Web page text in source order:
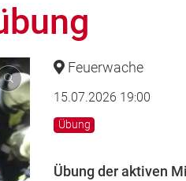
Feuerwache
15.07.2026 19:00
Übung
Übung der aktiven